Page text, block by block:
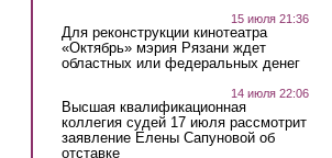
15 июля 21:36
Для реконструкции кинотеатра
«Октябрь» мэрия Рязани ждет
областных или федеральных денег
14 июля 22:06
Высшая квалификационная
коллегия судей 17 июля рассмотрит
заявление Елены Сапуновой об
отставке